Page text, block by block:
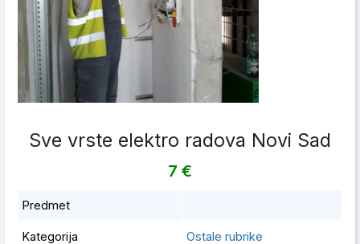
Sve vrste elektro radova Novi Sad
7 €
Predmet
Kategorija Ostale rubrike